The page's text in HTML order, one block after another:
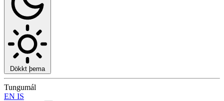
Dökkt þema
Tungumál
EN IS